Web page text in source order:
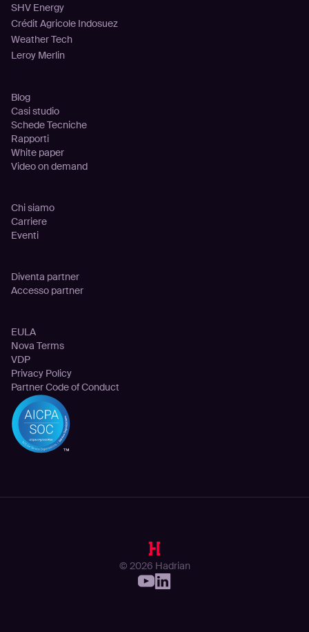
SHV Energy
Crédit Agricole Indosuez
Weather Tech
Leroy Merlin
Blog
Casi studio
Schede Tecniche
Rapporti
White paper
Video on demand
Chi siamo
Carriere
Eventi
Diventa partner
Accesso partner
EULA
Nova Terms
VDP
Privacy Policy
Partner Code of Conduct
© 2026 Hadrian